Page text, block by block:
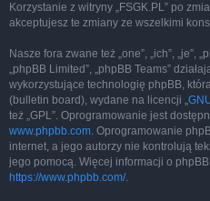
Korzystanie z witryny „FSGK.PL” po
akceptujesz te zmiany ze wszelkimi
Nasze fora zwane też „one”, „ich”, „je”,
„phpBB Limited”, „phpBB Teams”
wykorzystujące technologię phpBB,
(bulletin board), wydane na licencji „
też „GPL”. Oprogramowanie jest
www.phpbb.com. Oprogramowanie
internet, a jego autorzy nie kontrolują
jego pomocą. Więcej informacji o
https://www.phpbb.com/.